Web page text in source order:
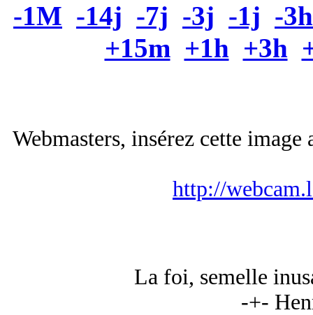
-1M -14j -7j -3j -1j -3h
+15m +1h +3h
Webmasters, insérez cette
http://
La foi, semelle
-+-